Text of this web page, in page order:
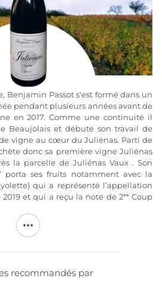
Benjamin Passot s'est formé dans un
pendant plusieurs années avant de
en 2017. Comme une continuité il
Beaujolais et débute son travail de
vigne au cœur du Juliénas. Parti de
donc sa première vigne Juliénas
la parcelle de Juliénas Vaux . Son
porta ses fruits notamment avec la
qui a représenté l’appellation
et qui a reçu la note de 2** Coup
il achète année après année de jolies
et qui lui tiennent à cœur tant au
qui rend le vin unique. Ainsi la
recommandés par